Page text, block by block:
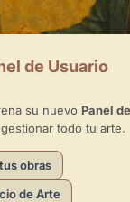
Campus Stellae
×
para
Activar Mapa
de Usuario
su nuevo Panel
todo tu arte.
obras
de Arte